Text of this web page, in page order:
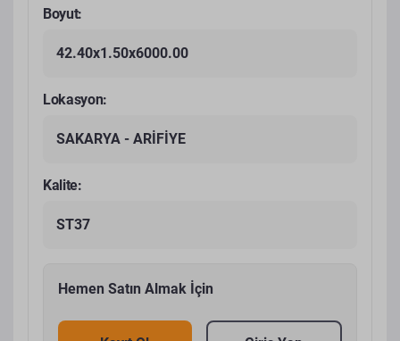
Boyut:
42.40x1.50x6000.00
Lokasyon:
SAKARYA - ARİFİYE
Kalite:
ST37
Hemen Satın Almak İçin